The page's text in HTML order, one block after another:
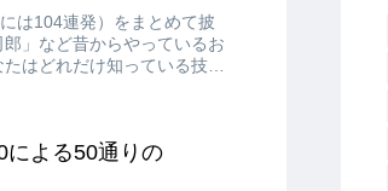
は104連発）をまとめて披
」など昔からやっているお
はどれだけ知っている技が
よる50通りの